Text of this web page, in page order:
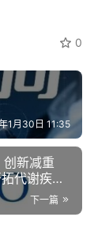
0
1月30日 11:35
新减重
代谢疾病
下一篇